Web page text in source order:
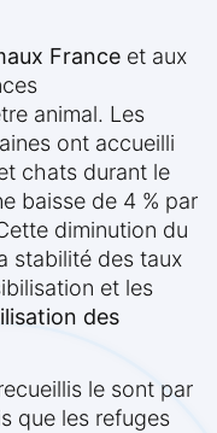
France et aux
animal. Les
ont accueilli
chats durant le
baisse de 4 % par
diminution du
stabilité des taux
et les
des
le sont par
que les refuges